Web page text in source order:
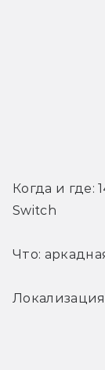
Когда и где:
Switch
Что: